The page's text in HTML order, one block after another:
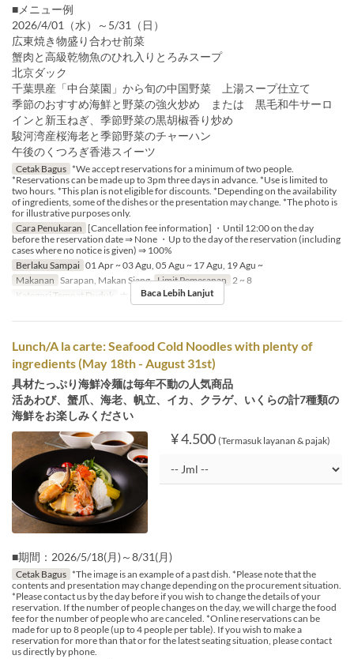
■メニュー例
2026/4/01（水）～5/31（日）
広東焼き物盛り合わせ前菜
蟹肉と高級乾物魚のひれ入りとろみスープ
北京ダック
千葉県産「中台菜園」から旬の中国野菜 上湯スープ仕立て
季節のおすすめ海鮮と野菜の強火炒め または 黒毛和牛サーロ
インと新玉ねぎ、季節野菜の黒胡椒香り炒め
駿河湾産桜海老と季節野菜のチャーハン
午後のくつろぎ香港スイーツ
Cetak Bagus *We accept reservations for a minimum of two people.
*Reservations can be made up to 3pm three days in advance. *Use is limited to
two hours. *This plan is not eligible for discounts. *Depending on the availability
of ingredients, some of the dishes or the presentation may change. *The photo is
for illustrative purposes only.
Cara Penukaran [Cancellation fee information] ・Until 12:00 on the day
before the reservation date ⇒ None ・Up to the day of the reservation (including
cases where no notice is given) ⇒ 100%
Berlaku Sampai 01 Apr ~ 03 Agu, 05 Agu ~ 17 Agu, 19 Agu ~
Makanan Sarapan, Makan Siang Limit Pemesanan 2 ~ 8
Kategori Tempat Duduk
ホール席Baca Lebih Lanjut
Lunch/A la carte: Seafood Cold Noodles with plenty of
ingredients (May 18th - August 31st)
具材たっぷり海鮮冷麺は毎年不動の人気商品
活あわび、蟹爪、海老、帆立、イカ、クラゲ、いくらの計7種類の
海鮮をお楽しみください
¥ 4.500 (Termasuk layanan & pajak)
■期間：2026/5/18(月)～8/31(月)
Cetak Bagus *The image is an example of a past dish. *Please note that the
contents and presentation may change depending on the procurement situation.
*Please contact us by the day before if you wish to change the details of your
reservation. If the number of people changes on the day, we will charge the food
fee for the number of people who are canceled. *Online reservations can be
made for up to 8 people (up to 4 people per table). If you wish to make a
reservation for more than that or for the latest seating situation, please contact
us directly by phone.